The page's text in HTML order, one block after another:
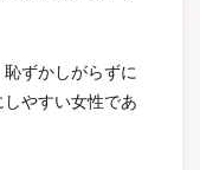
ずかしがらずに
やすい女性であ